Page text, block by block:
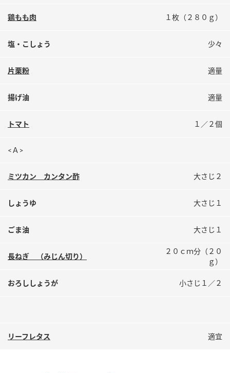
ミツカンのCM
検索
業務用サイト
鶏もも肉 １枚（２８０ｇ）
塩・こしょう 少々
片栗粉 適量
揚げ油 適量
トマト １／２個
<Ａ>
ミツカン カンタン酢 大さじ２
しょうゆ 大さじ１
ごま油 大さじ１
長ねぎ （みじん切り）
２０ｃｍ分（２０
ｇ）
おろししょうが 小さじ１／２
リーフレタス 適宜